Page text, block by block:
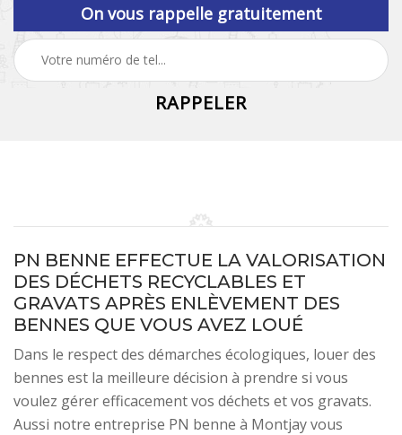
On vous rappelle gratuitement
PN BENNE EFFECTUE LA VALORISATION
DES DÉCHETS RECYCLABLES ET
GRAVATS APRÈS ENLÈVEMENT DES
BENNES QUE VOUS AVEZ LOUÉ
Dans le respect des démarches écologiques, louer des
bennes est la meilleure décision à prendre si vous
voulez gérer efficacement vos déchets et vos gravats.
Aussi notre entreprise PN benne à Montjay vous